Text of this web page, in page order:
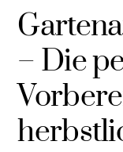
– Die